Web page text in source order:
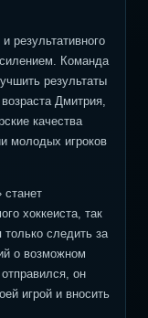
результативного
Команда
результаты
Дмитрия,
качества
молодых игроков
хоккеиста, так
следить за
о возможном
он
игрой и вносить